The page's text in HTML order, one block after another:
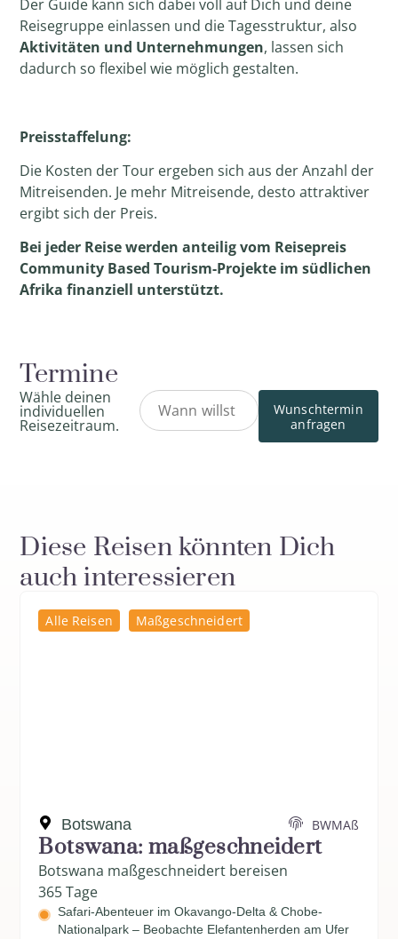
Der Guide kann sich dabei voll auf Dich und deine
Reisegruppe einlassen und die Tagesstruktur, also
Aktivitäten und Unternehmungen, lassen sich
dadurch so flexibel wie möglich gestalten.
Preisstaffelung:
Die Kosten der Tour ergeben sich aus der Anzahl der
Mitreisenden. Je mehr Mitreisende, desto attraktiver
ergibt sich der Preis.
Bei jeder Reise werden anteilig vom Reisepreis
Community Based Tourism-Projekte im südlichen
Afrika finanziell unterstützt.
Termine
Wähle deinen
individuellen
Reisezeitraum.
Wunschtermin
anfragen
Diese Reisen könnten Dich
auch interessieren
Alle Reisen Maßgeschneidert
Botswana BWMAß
Botswana: maßgeschneidert
Botswana maßgeschneidert bereisen
365 Tage
Safari-Abenteuer im Okavango-Delta & Chobe-
Nationalpark – Beobachte Elefantenherden am Ufer